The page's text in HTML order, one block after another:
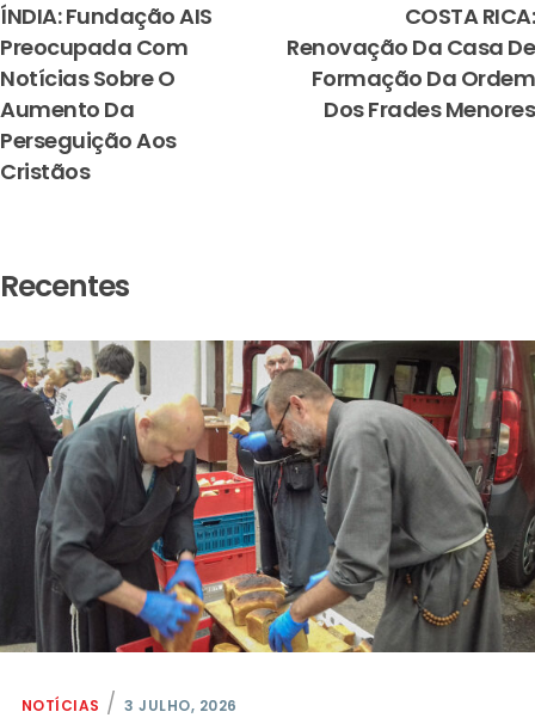
ÍNDIA: Fundação AIS
Preocupada Com
Notícias Sobre O
Aumento Da
Perseguição Aos
Cristãos
COSTA RICA:
Renovação Da Casa De
Formação Da Ordem
Dos Frades Menores
Recentes
NOTÍCIAS 3 JULHO, 2026